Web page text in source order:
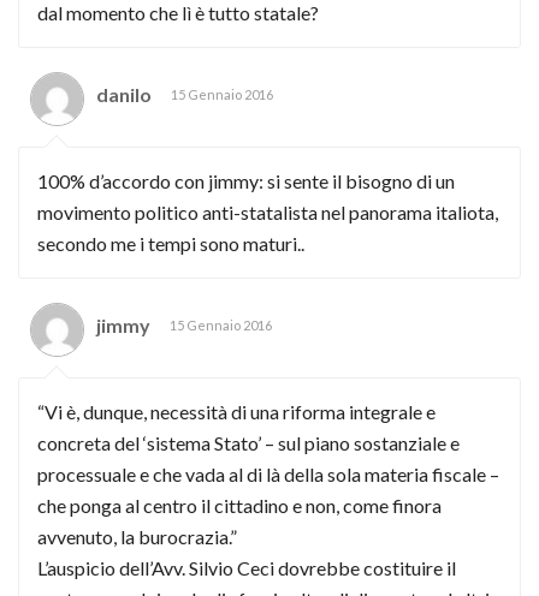
dal momento che lì è tutto statale?
danilo 15 Gennaio 2016
100% d’accordo con jimmy: si sente il bisogno di un
movimento politico anti-statalista nel panorama italiota,
secondo me i tempi sono maturi..
jimmy 15 Gennaio 2016
“Vi è, dunque, necessità di una riforma integrale e
concreta del ‘sistema Stato’ – sul piano sostanziale e
processuale e che vada al di là della sola materia fiscale –
che ponga al centro il cittadino e non, come finora
avvenuto, la burocrazia.”
L’auspicio dell’Avv. Silvio Ceci dovrebbe costituire il